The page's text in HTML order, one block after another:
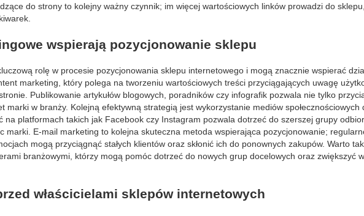
do strony to kolejny ważny czynnik; im więcej wartościowych linków prowadzi do
wspierają pozycjonowanie sklepu
rolę w procesie pozycjonowania sklepu internetowego i mogą znacznie wspierać
marketing, który polega na tworzeniu wartościowych treści przyciągających uwagę
Publikowanie artykułów blogowych, poradników czy infografik pozwala nie tylko
marki w branży. Kolejną efektywną strategią jest wykorzystanie mediów społecznościowych
na platformach takich jak Facebook czy Instagram pozwala dotrzeć do szerszej grupy
marki. E-mail marketing to kolejna skuteczna metoda wspierająca pozycjonowanie;
mogą przyciągnąć stałych klientów oraz skłonić ich do ponownych zakupów. Warto
branżowymi, którzy mogą pomóc dotrzeć do nowych grup docelowych oraz zwiększyć
właścicielami sklepów internetowych